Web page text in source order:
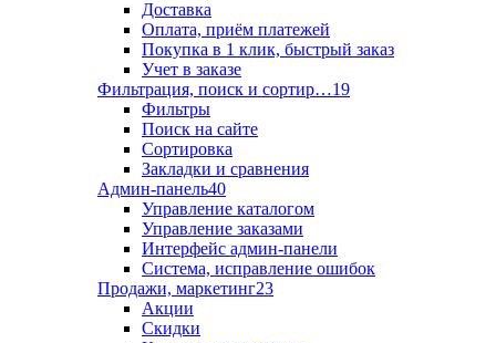
Доставка
Оплата, приём платежей
Покупка в 1 клик, быстрый заказ
Учет в заказе
Фильтрация, поиск и сортир…19
Фильтры
Поиск на сайте
Сортировка
Закладки и сравнения
Админ-панель40
Управление каталогом
Управление заказами
Интерфейс админ-панели
Система, исправление ошибок
Продажи, маркетинг23
Акции
Скидки